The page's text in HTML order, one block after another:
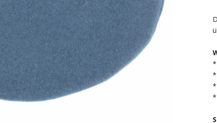
*
*
*
*